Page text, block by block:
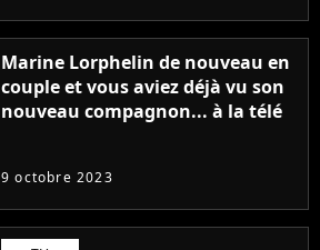
Marine Lorphelin de nouveau en
couple et vous aviez déjà vu son
nouveau compagnon... à la télé
9 octobre 2023